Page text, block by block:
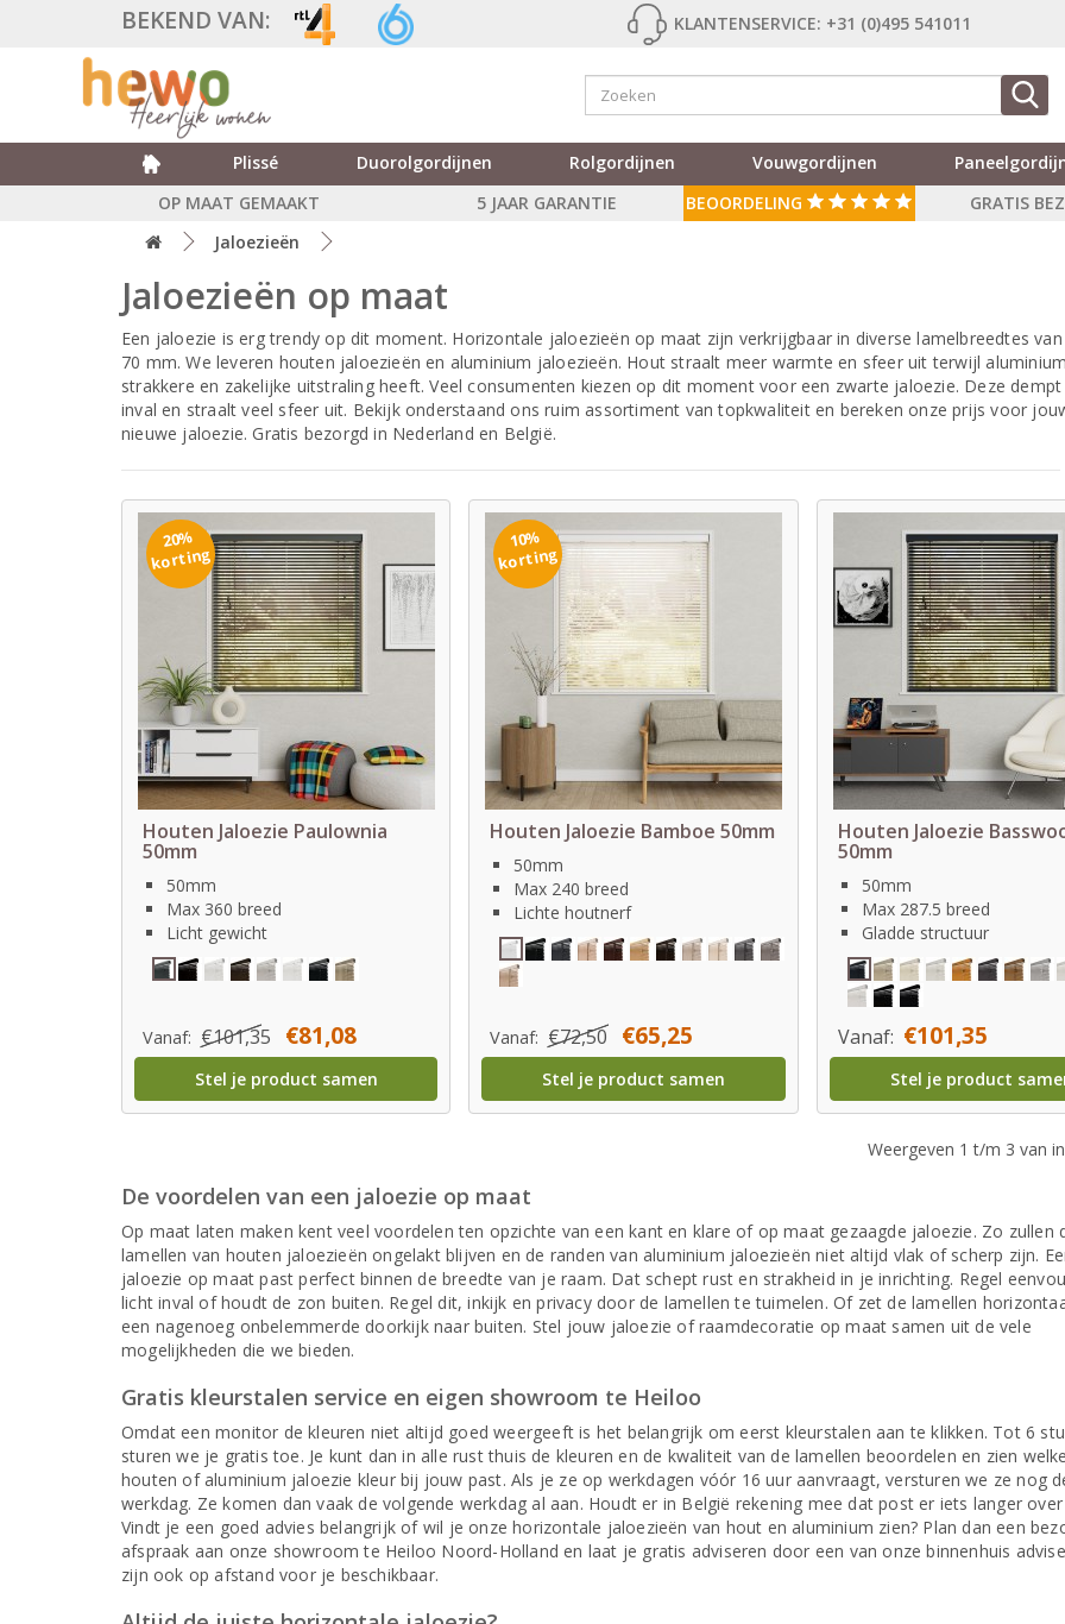
BEKEND VAN: KLANTENSERVICE: +31 (0)495 541011
Plissé Duorolgordijnen Rolgordijnen Vouwgordijnen
OP MAAT GEMAAKT
5 JAAR GARANTIE BEOORDELING
GRATIS
Jaloezieën
Jaloezieën op maat
Een jaloezie is erg trendy op dit moment. Horizontale jaloezieën op maat zijn verkrijgbaar in diverse lamelbreedtes
70 mm. We leveren houten jaloezieën en aluminium jaloezieën. Hout straalt meer warmte en sfeer uit terwijl
strakkere en zakelijke uitstraling heeft. Veel consumenten kiezen op dit moment voor een zwarte jaloezie. Deze
inval en straalt veel sfeer uit. Bekijk onderstaand ons ruim assortiment van topkwaliteit en bereken onze prijs voor
nieuwe jaloezie. Gratis bezorgd in Nederland en België.
20%
korting
Houten Jaloezie Paulownia
50mm
50mm
Max 360 breed
Licht gewicht
Vanaf: €101,35 €81,08
Stel je product samen
10%
korting
Houten Jaloezie Bamboe 50mm
50mm
Max 240 breed
Lichte houtnerf
Vanaf: €72,50 €65,25
Stel je product samen
Houten Jaloezie
50mm
50mm
Max 287.5 breed
Gladde structuur
Vanaf: €101,35
Stel je product
Weergeven 1 t/m 3 van
De voordelen van een jaloezie op maat
Op maat laten maken kent veel voordelen ten opzichte van een kant en klare of op maat gezaagde jaloezie. Zo zullen
lamellen van houten jaloezieën ongelakt blijven en de randen van aluminium jaloezieën niet altijd vlak of scherp zijn.
jaloezie op maat past perfect binnen de breedte van je raam. Dat schept rust en strakheid in je inrichting. Regel
licht inval of houdt de zon buiten. Regel dit, inkijk en privacy door de lamellen te tuimelen. Of zet de lamellen
een nagenoeg onbelemmerde doorkijk naar buiten. Stel jouw jaloezie of raamdecoratie op maat samen uit de vele
mogelijkheden die we bieden.
Gratis kleurstalen service en eigen showroom te Heiloo
Omdat een monitor de kleuren niet altijd goed weergeeft is het belangrijk om eerst kleurstalen aan te klikken. Tot 6
sturen we je gratis toe. Je kunt dan in alle rust thuis de kleuren en de kwaliteit van de lamellen beoordelen en zien
houten of aluminium jaloezie kleur bij jouw past. Als je ze op werkdagen vóór 16 uur aanvraagt, versturen we ze nog
werkdag. Ze komen dan vaak de volgende werkdag al aan. Houdt er in België rekening mee dat post er iets langer
Vindt je een goed advies belangrijk of wil je onze horizontale jaloezieën van hout en aluminium zien? Plan dan een
afspraak aan onze showroom te Heiloo Noord-Holland en laat je gratis adviseren door een van onze binnenhuis
zijn ook op afstand voor je beschikbaar.